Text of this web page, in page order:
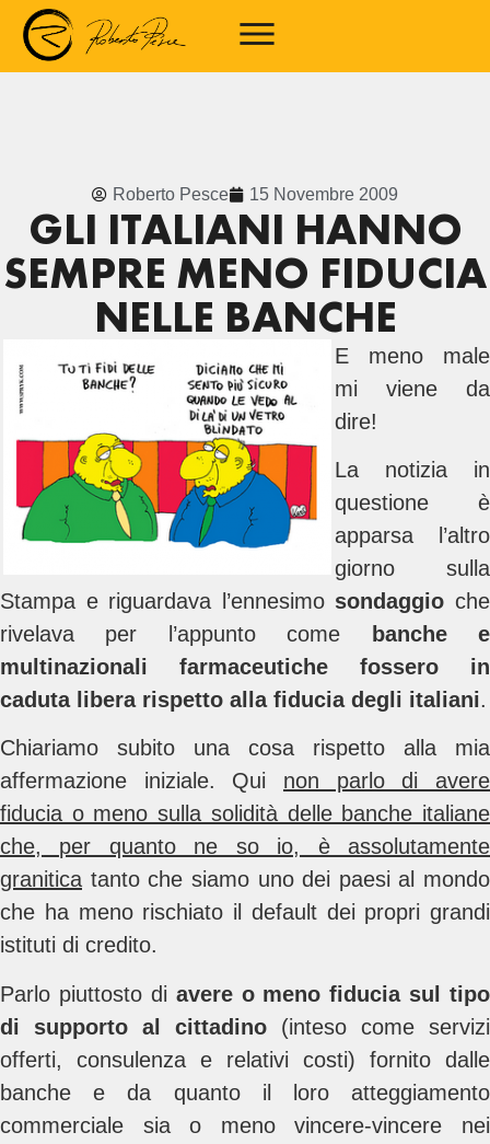
Roberto Pesce 15 Novembre 2009
GLI ITALIANI HANNO
SEMPRE MENO FIDUCIA
NELLE BANCHE
E meno male
mi viene da
dire!
La notizia in
questione è
apparsa l’altro
giorno sulla
Stampa e riguardava l’ennesimo sondaggioche
rivelava per l’appunto come
banche e
multinazionali farmaceutiche fossero in
caduta libera rispetto alla fiducia degli italiani.
Chiariamo subito una cosa rispetto alla mia
affermazione iniziale. Qui non parlo di avere
fiducia o meno sulla solidità delle banche italiane
che, per quanto ne so io, è assolutamente
granitica tanto che siamo uno dei paesi al mondo
che ha meno rischiato il default dei propri grandi
istituti di credito.
Parlo piuttosto di avere o meno fiducia sul tipo
di supporto al cittadino (inteso come servizi
offerti, consulenza e relativi costi) fornito dalle
banche e da quanto il loro atteggiamento
commerciale sia o meno vincere-vincere nei